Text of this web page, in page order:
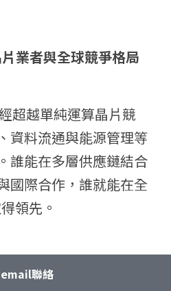
業者與全球競爭格局
超越單純運算晶片競
資料流通與能源管理等
誰能在多層供應鏈結合
國際合作，誰就能在全
領先。
球 AI 新聞摘要解
email聯絡